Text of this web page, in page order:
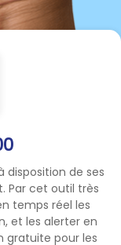
de ses
Par cet outil très
temps réel les
et les alerter en
gratuite pour les